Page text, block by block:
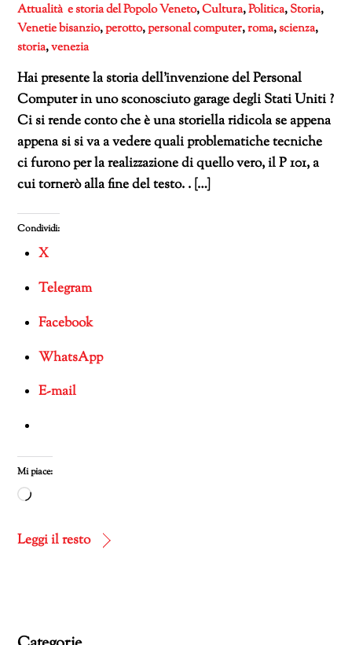
Attualità e storia del Popolo Veneto,Cultura,Politica,Storia,
Venetiebisanzio,perotto,personal computer,roma,scienza,
storia,venezia
Hai presente la storia dell’invenzione del Personal
Computer in uno sconosciuto garage degli Stati Uniti ?
Ci si rende conto che è una storiella ridicola se appena
appena si si va a vedere quali problematiche tecniche
ci furono per la realizzazione di quello vero, il P 101, a
cui tornerò alla fine del testo. . […]
Condividi:
X
Telegram
Facebook
WhatsApp
E-mail
Mi piace:
Caricamento
corso…
Leggi il resto